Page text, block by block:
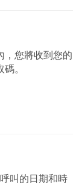
，您將收到您的
。
叫的日期和時